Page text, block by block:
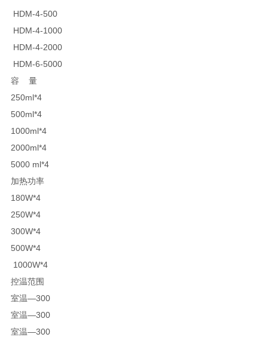
HDM-4-500
HDM-4-1000
HDM-4-2000
HDM-6-5000
容 量
250ml*4
500ml*4
1000ml*4
2000ml*4
5000 ml*4
加热功率
180W*4
250W*4
300W*4
500W*4
1000W*4
控温范围
室温—300
室温—300
室温—300